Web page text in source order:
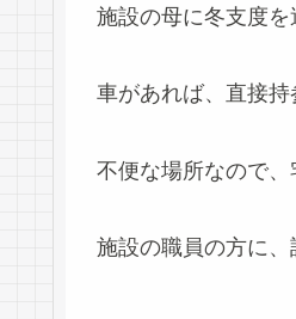
施設の母に冬支度を
車があれば、直接持
不便な場所なので、
施設の職員の方に、